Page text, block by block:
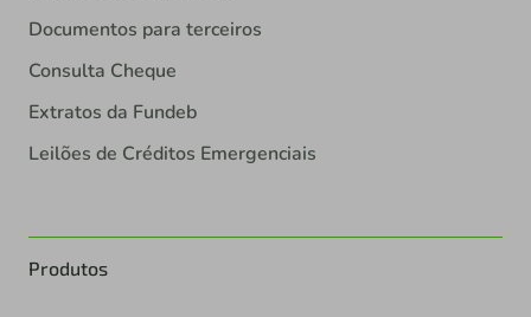
Documentos para terceiros
Consulta Cheque
Extratos da Fundeb
Leilões de Créditos Emergenciais
Produtos